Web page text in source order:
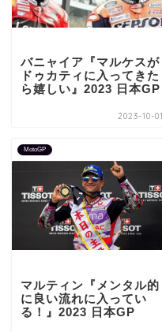
バニャイア『マルケスが
ドゥカティに入ってきた
ら嬉しい』2023 日本GP
2023-10-01
MotoGP
マルティン『メンタル的
に良い流れに入ってい
る！』2023 日本GP